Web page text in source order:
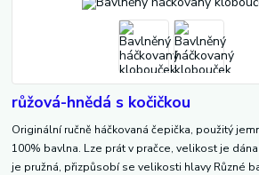
růžová-hnědá s kočičkou
Originální ručně háčkovaná čepička, použitý
100% bavlna. Lze prát v pračce, velikost je
je pružná, přizpůsobí se velikosti hlavy Různé